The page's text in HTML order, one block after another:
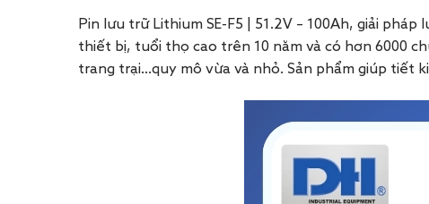
Pin lưu trữ Lithium SE-F5 | 51.2V – 100Ah, giải
thiết bị, tuổi thọ cao trên 10 năm và có hơn 6000
trang trại…quy mô vừa và nhỏ. Sản phẩm giúp tiết